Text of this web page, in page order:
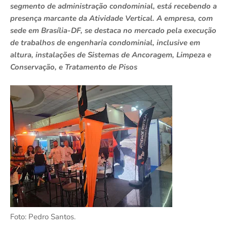
segmento de administração condominial, está recebendo a
presença marcante da Atividade Vertical. A empresa, com
sede em Brasília-DF, se destaca no mercado pela execução
de trabalhos de engenharia condominial, inclusive em
altura, instalações de Sistemas de Ancoragem, Limpeza e
Conservação, e Tratamento de Pisos
Foto: Pedro Santos.